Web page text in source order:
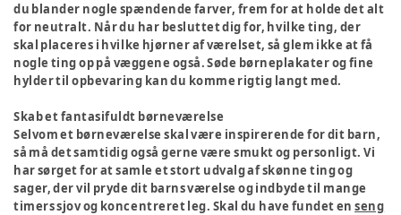
du blander nogle spændende farver, frem for at holde det alt
for neutralt. Når du har besluttet dig for, hvilke ting, der
skal placeres i hvilke hjørner af værelset, så glem ikke at få
nogle ting op på væggene også. Søde børneplakater og fine
hylder til opbevaring kan du komme rigtig langt med.
Skab et fantasifuldt børneværelse
Selvom et børneværelse skal være inspirerende for dit barn,
så må det samtidig også gerne være smukt og personligt. Vi
har sørget for at samle et stort udvalg af skønne ting og
sager, der vil pryde dit barns værelse og indbyde til mange
timers sjov og koncentreret leg. Skal du have fundet enseng